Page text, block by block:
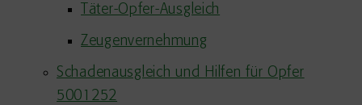
Täter-Opfer-Ausgleich
Zeugenvernehmung
Schadenausgleich und Hilfen für Opfer
5001252